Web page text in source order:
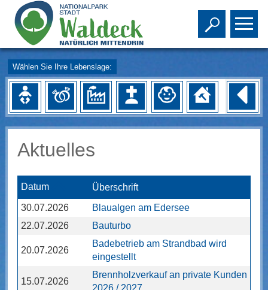
Toggle
Wählen Sie Ihre Lebenslage:
Aktuelles
Datum
Überschrift
30.07.2026
Blaualgen am Edersee
22.07.2026
Bauturbo
20.07.2026
Badebetrieb am Strandbad wird
eingestellt
15.07.2026
Brennholzverkauf an private Kunden
2026 / 2027